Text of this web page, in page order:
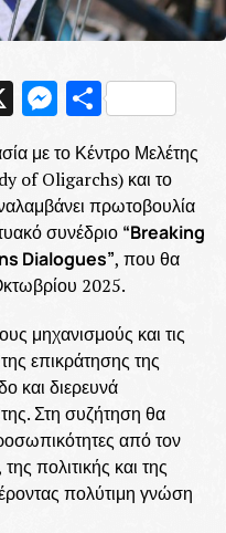
X
με το Κέντρο Μελέτης
of Oligarchs) και το
πρωτοβουλία
συνέδριο “Breaking
Dialogues”, που θα
2025.
μηχανισμούς και τις
επικράτησης της
και διερευνά
Στη συζήτηση θα
από τον
πολιτικής και της
πολύτιμη γνώση